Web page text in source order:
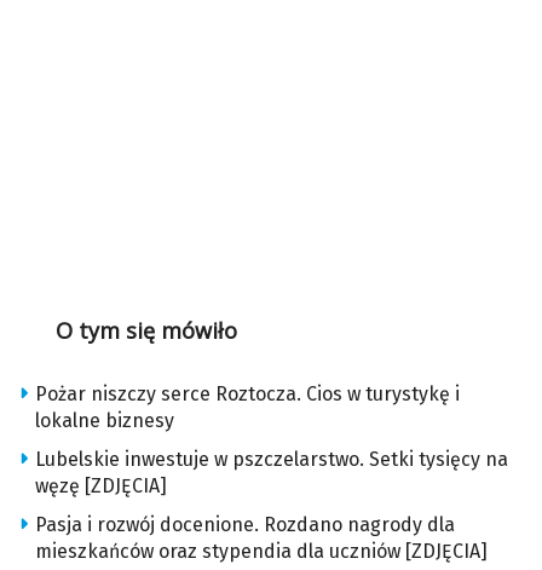
O tym się mówiło
Pożar niszczy serce Roztocza. Cios w turystykę i
lokalne biznesy
Lubelskie inwestuje w pszczelarstwo. Setki tysięcy na
węzę [ZDJĘCIA]
Pasja i rozwój docenione. Rozdano nagrody dla
mieszkańców oraz stypendia dla uczniów [ZDJĘCIA]